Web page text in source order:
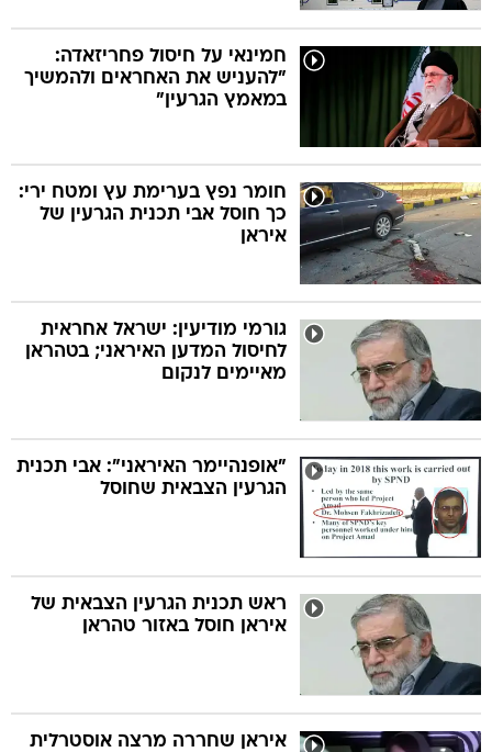
חמינאי על חיסול פחריזאדה:
"להעניש את האחראים ולהמשיך
במאמץ הגרעין"
חומר נפץ בערימת עץ ומטח ירי:
כך חוסל אבי תכנית הגרעין של
איראן
גורמי מודיעין: ישראל אחראית
לחיסול המדען האיראני; בטהראן
מאיימים לנקום
"אופנהיימר האיראני": אבי תכנית
הגרעין הצבאית שחוסל
ראש תכנית הגרעין הצבאית של
איראן חוסל באזור טהראן
איראן שחררה מרצה אוסטרלית